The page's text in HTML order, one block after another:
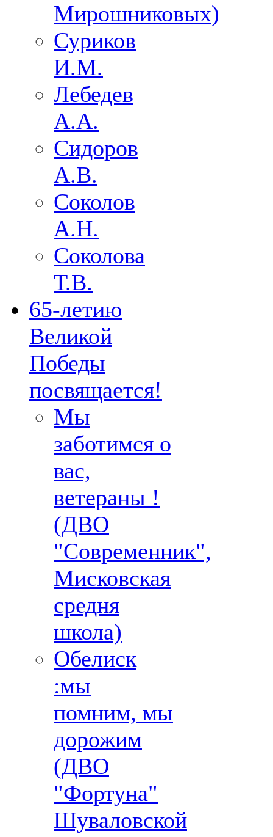
Мирошниковых)
Суриков
И.М.
Лебедев
А.А.
Сидоров
А.В.
Соколов
А.Н.
Соколова
Т.В.
65-летию
Великой
Победы
посвящается!
Мы
заботимся о
вас,
ветераны !
(ДВО
"Современник",
Мисковская
средня
школа)
Обелиск
:мы
помним, мы
дорожим
(ДВО
"Фортуна"
Шуваловской